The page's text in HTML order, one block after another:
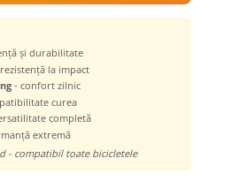
și durabilitate
la impact
- confort zilnic
curea
completă
extremă
- compatibil toate bicicletele